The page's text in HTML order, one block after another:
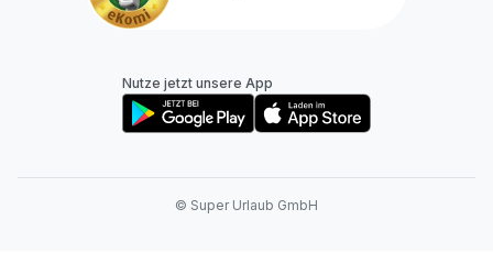
Nutze jetzt unsere App
© Super Urlaub GmbH